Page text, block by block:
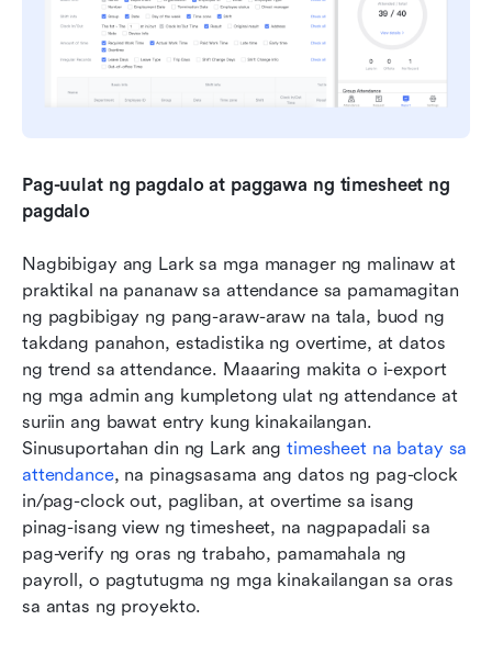
Pag-uulat ng pagdalo at paggawa ng timesheet ng
pagdalo
Nagbibigay ang Lark sa mga manager ng malinaw at
praktikal na pananaw sa attendance sa pamamagitan
ng pagbibigay ng pang-araw-araw na tala, buod ng
takdang panahon, estadistika ng overtime, at datos
ng trend sa attendance. Maaaring makita o i-export
ng mga admin ang kumpletong ulat ng attendance at
suriin ang bawat entry kung kinakailangan.
Sinusuportahan din ng Lark ang timesheet na batay sa
attendance, na pinagsasama ang datos ng pag-clock
in/pag-clock out, pagliban, at overtime sa isang
pinag-isang view ng timesheet, na nagpapadali sa
pag-verify ng oras ng trabaho, pamamahala ng
payroll, o pagtutugma ng mga kinakailangan sa oras
sa antas ng proyekto.